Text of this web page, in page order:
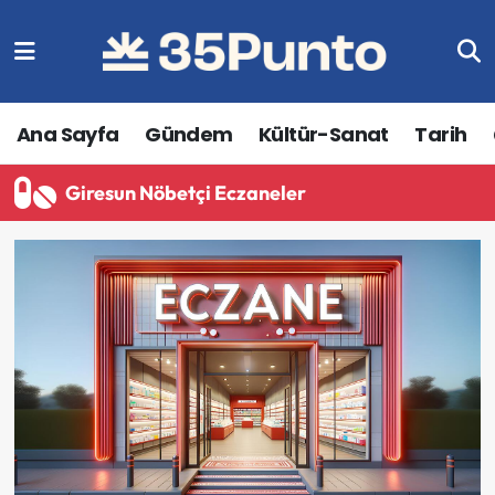
Ana Sayfa Gündem Kültür-Sanat Tarih
Giresun Nöbetçi Eczaneler